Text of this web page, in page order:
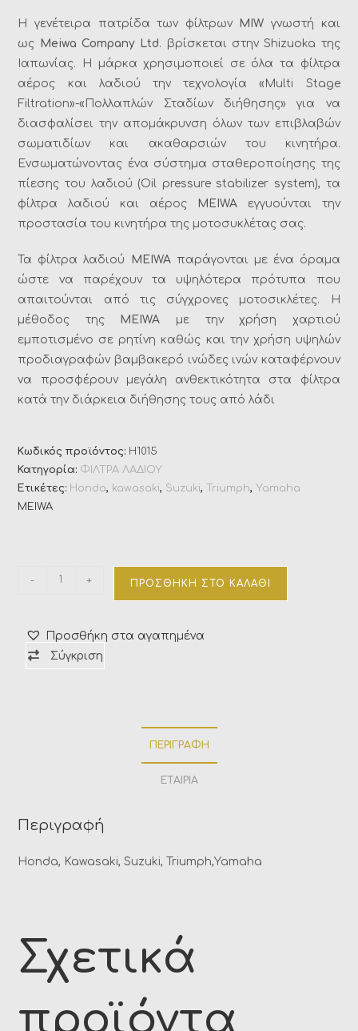
Η γενέτειρα πατρίδα των φίλτρων MIW γνωστή και
ως
Meiwa Company Ltd. βρίσκεται στην Shizuoka της
Ιαπωνίας. Η μάρκα χρησιμοποιεί σε όλα τα φίλτρα
αέρος και λαδιού την τεχνολογία «Multi Stage
Filtration»-«Πολλαπλών Σταδίων διήθησης» για να
διασφαλίσει την απομάκρυνση όλων των επιβλαβών
σωματιδίων και ακαθαρσιών του κινητήρα.
Ενσωματώνοντας ένα σύστημα σταθεροποίησης της
πίεσης του λαδιού (Oil pressure stabilizer system), τα
φίλτρα λαδιού και αέρος
MEIWAεγγυούνται την
προστασία του κινητήρα της μοτοσυκλέτας σας.
Τα φίλτρα λαδιού MEIWAπαράγονται με ένα όραμα
ώστε να παρέχουν τα υψηλότερα πρότυπα που
απαιτούνται από τις σύγχρονες μοτοσικλέτες. Η
μέθοδος της
MEIWA με την χρήση χαρτιού
εμποτισμένο σε ρητίνη καθώς και την χρήση υψηλών
προδιαγραφών βαμβακερό ινώδες ινών καταφέρνουν
να προσφέρουν μεγάλη ανθεκτικότητα στα φίλτρα
κατά την διάρκεια διήθησης τους από λάδι
Κωδικός προϊόντος: H1015
Κατηγορία: ΦΙΛΤΡΑ ΛΑΔΙΟΥ
Ετικέτες: Honda, kawasaki, Suzuki,Triumph,Yamaha
MEIWA
- + ΠΡΟΣΘΉΚΗ ΣΤΟ ΚΑΛΆΘΙ
Προσθήκη στα αγαπημένα
Σύγκριση
ΠΕΡΙΓΡΑΦΉ
ΕΤΑΙΡΊΑ
Περιγραφή
Honda, Kawasaki, Suzuki, Triumph,Yamaha
Σχετικά
προϊόντα